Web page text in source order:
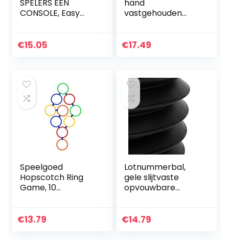
SPELERS EÉN
CONSOLE, Easy
€15.05
hand
vastgehouden
streamer
€17.49
Speelgoed
Hopscotch Ring
Game, 10
connectoren
€13.79
Lotnummerbal,
gele slijtvaste
opvouwbare
elastiek voor
€14.79